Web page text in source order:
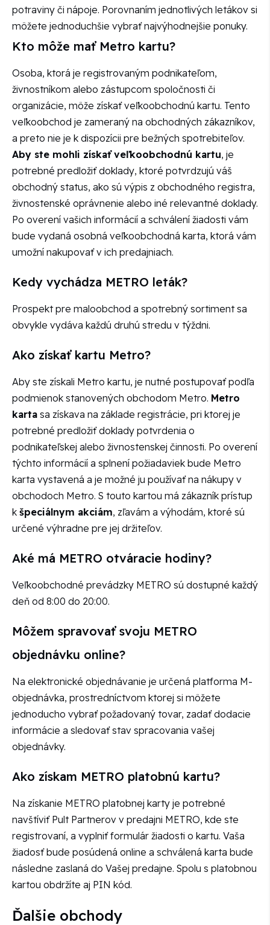
potraviny či nápoje. Porovnaním jednotlivých letákov si
môžete jednoduchšie vybrať najvýhodnejšie ponuky.
Kto môže mať Metro kartu?
Osoba, ktorá je registrovaným podnikateľom,
živnostníkom alebo zástupcom spoločnosti či
organizácie, môže získať veľkoobchodnú kartu. Tento
veľkoobchod je zameraný na obchodných zákazníkov,
a preto nie je k dispozícii pre bežných spotrebiteľov.
Aby ste mohli získať veľkoobchodnú kartu, je
potrebné predložiť doklady, ktoré potvrdzujú váš
obchodný status, ako sú výpis z obchodného registra,
živnostenské oprávnenie alebo iné relevantné doklady.
Po overení vašich informácií a schválení žiadosti vám
bude vydaná osobná veľkoobchodná karta, ktorá vám
umožní nakupovať v ich predajniach.
Kedy vychádza METRO leták?
Prospekt pre maloobchod a spotrebný sortiment sa
obvykle vydáva každú druhú stredu v týždni.
Ako získať kartu Metro?
Aby ste získali Metro kartu, je nutné postupovať podľa
podmienok stanovených obchodom Metro. Metro
karta sa získava na základe registrácie, pri ktorej je
potrebné predložiť doklady potvrdenia o
podnikateľskej alebo živnostenskej činnosti. Po overení
týchto informácií a splnení požiadaviek bude Metro
karta vystavená a je možné ju používať na nákupy v
obchodoch Metro. S touto kartou má zákazník prístup
k špeciálnym akciám, zľavám a výhodám, ktoré sú
určené výhradne pre jej držiteľov.
Aké má METRO otváracie hodiny?
Veľkoobchodné prevádzky METRO sú dostupné každý
deň od 8:00 do 20:00.
Môžem spravovať svoju METRO
objednávku online?
Na elektronické objednávanie je určená platforma M-
objednávka, prostredníctvom ktorej si môžete
jednoducho vybrať požadovaný tovar, zadať dodacie
informácie a sledovať stav spracovania vašej
objednávky.
Ako získam METRO platobnú kartu?
Na získanie METRO platobnej karty je potrebné
navštíviť Pult Partnerov v predajni METRO, kde ste
registrovaní, a vyplniť formulár žiadosti o kartu. Vaša
žiadosť bude posúdená online a schválená karta bude
následne zaslaná do Vašej predajne. Spolu s platobnou
kartou obdržíte aj PIN kód.
Ďalšie obchody